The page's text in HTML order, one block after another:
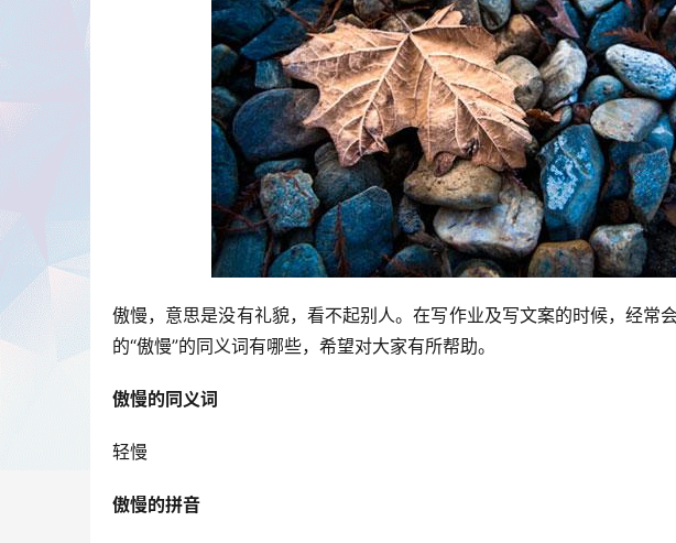
傲慢，意思是没有礼貌，看不起别人。在写作业及写文案的时候，经常
的“傲慢”的同义词有哪些，希望对大家有所帮助。
傲慢的同义词
轻慢
傲慢的拼音